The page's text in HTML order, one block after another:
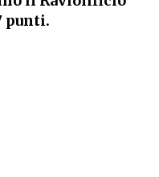
punti.